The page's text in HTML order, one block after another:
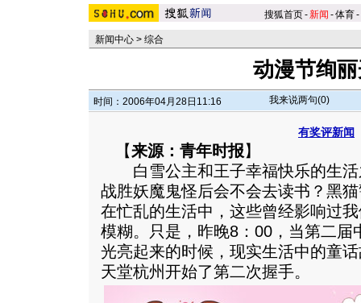
搜狐首页-新闻 -体育-
新闻中心 > 综合
动漫节绚
时间：2006年04月28日11:16 我来说两句(0)
有奖评新闻
【来源：青年时报】
白雪公主和王子幸福快乐的生活
战胜妖魔鬼怪后会不会去读书？黑
在忙乱的生活中，这些曾经影响过
模糊。只是，昨晚8：00，当第二届
光亮起来的时候，现实生活中的童
天堂杭州开始了第二次握手。